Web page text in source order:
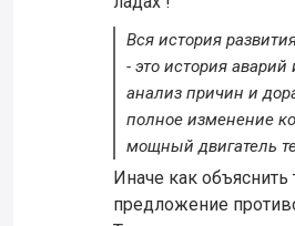
Вся история
- это история аварий
анализ причин и
полное изменение
мощный двигатель
Иначе как объяснить
предложение